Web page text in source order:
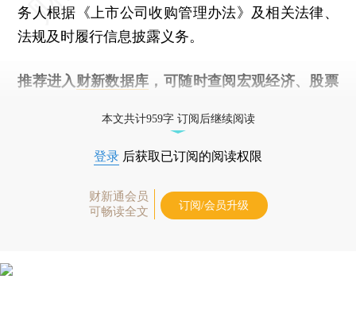
务人根据《上市公司收购管理办法》及相关法律、
法规及时履行信息披露义务。
推荐进入 财新数据库 ，可随时查阅宏观经济、股票
本文共计959字 订阅后继续阅读
登录 后获取已订阅的阅读权限
财新通会员
可畅读全文
订阅/会员升级